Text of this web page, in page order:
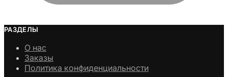
РАЗДЕЛЫ
О нас
Заказы
Политика конфиденциальности